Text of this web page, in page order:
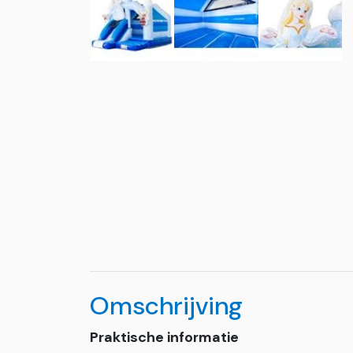
Omschrijving
Praktische informatie